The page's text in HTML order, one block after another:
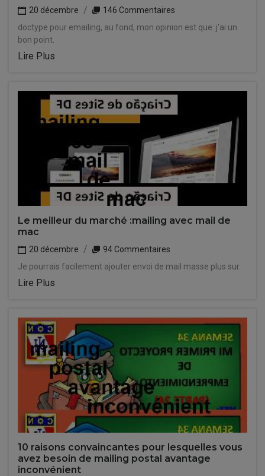
20 décembre
146 Commentaires
doctype pour emailing, au fond, mon opinion est que: j'ai un
bon point.
Lire Plus
Le meilleur du marché :mailing avec mail de
mac
20 décembre
94 Commentaires
Je pourrais facilement ajouter envoi de mail masse plus sur.
Lire Plus
10 raisons convaincantes pour lesquelles vous
avez besoin de mailing postal avantage
inconvénient